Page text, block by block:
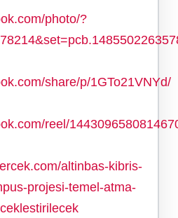
photo/?
share/p/1GTo21VNYd/
reel/
altinbas-kibris-
projesi-temel-atma-